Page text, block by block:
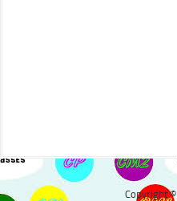
Copyright ©